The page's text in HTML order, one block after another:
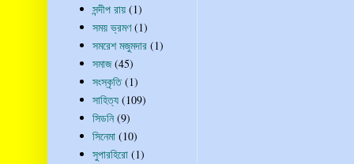
সন্দীপ রায় (1)
সময় ভ্রমণ (1)
সমরেশ মজুমদার (1)
সমাজ (45)
সংস্কৃতি (1)
সাহিত্য (109)
সিডনি (9)
সিনেমা (10)
সুপারহিরো (1)